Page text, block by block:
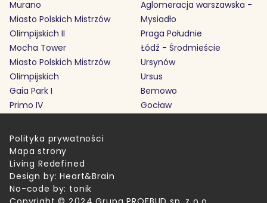
Murano
Miasto Polskich Mistrzów
Olimpijskich II
Mocha Tower
Miasto Polskich Mistrzów
Olimpijskich
Gaia Park I
Primo IV
Aglomeracja warszawska -
Mysiadło
Praga Południe
Łódź - Środmieście
Ursynów
Ursus
Bemowo
Gocław
Polityka prywatności
Mapa strony
Living Redefined
Design by: Heart&Brain
No-code by: tonik